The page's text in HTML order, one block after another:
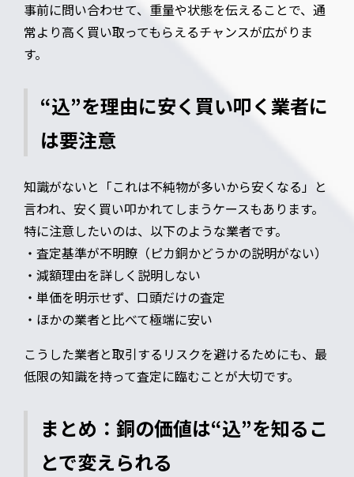
事前に問い合わせて、重量や状態を伝えることで、通
常より高く買い取ってもらえるチャンスが広がりま
す。
“込”を理由に安く買い叩く業者に
は要注意
知識がないと「これは不純物が多いから安くなる」と
言われ、安く買い叩かれてしまうケースもあります。
特に注意したいのは、以下のような業者です。
・査定基準が不明瞭（ピカ銅かどうかの説明がない）
・減額理由を詳しく説明しない
・単価を明示せず、口頭だけの査定
・ほかの業者と比べて極端に安い
こうした業者と取引するリスクを避けるためにも、最
低限の知識を持って査定に臨むことが大切です。
まとめ：銅の価値は“込”を知るこ
とで変えられる